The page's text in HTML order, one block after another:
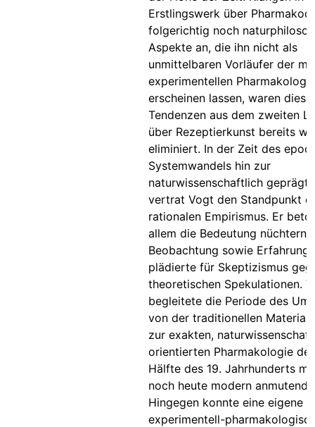
Erstlingswerk über
folgerichtig noch
Aspekte an, die ihn nicht als
unmittelbaren Vorläufer der
experimentellen Pharmakologie
erscheinen lassen, waren diese
Tendenzen aus dem zweiten
über Rezeptierkunst bereits
eliminiert. In der Zeit des
Systemwandels hin zur
naturwissenschaftlich
vertrat Vogt den Standpunkt
rationalen Empirismus. Er
allem die Bedeutung
Beobachtung sowie Erfahrung
plädierte für Skeptizismus
theoretischen Spekulationen.
begleitete die Periode des
von der traditionellen Materia
zur exakten,
orientierten Pharmakologie
Hälfte des 19. Jahrhunderts
noch heute modern
Hingegen konnte eine eigene
experimentell-